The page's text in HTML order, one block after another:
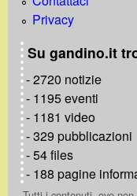
Privacy
Su gandino.it
- 2720 notizie
- 1195 eventi
- 1181 video
- 329 pubblicazioni
- 54 files
- 188 pagine